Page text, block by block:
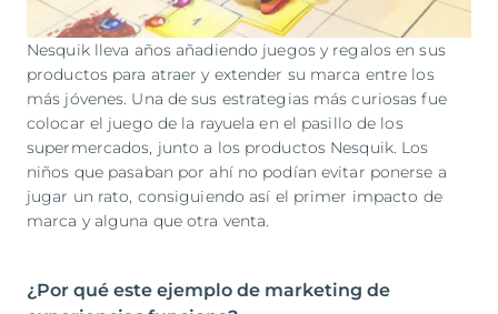
Nesquik lleva años añadiendo juegos y regalos en sus
productos para atraer y extender su marca entre los
más jóvenes. Una de sus estrategias más curiosas fue
colocar el juego de la rayuela en el pasillo de los
supermercados, junto a los productos Nesquik. Los
niños que pasaban por ahí no podían evitar ponerse a
jugar un rato, consiguiendo así el primer impacto de
marca y alguna que otra venta.
¿Por qué este ejemplo de marketing de